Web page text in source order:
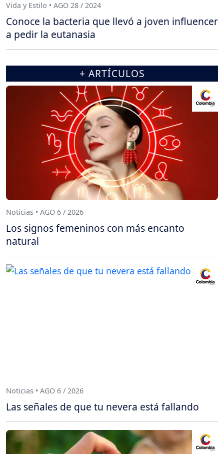
Vida y Estilo • AGO 28 / 2024
Conoce la bacteria que llevó a joven influencer
a pedir la eutanasia
+ ARTÍCULOS
Noticias • AGO 6 / 2026
Los signos femeninos con más encanto
natural
Noticias • AGO 6 / 2026
Las señales de que tu nevera está fallando